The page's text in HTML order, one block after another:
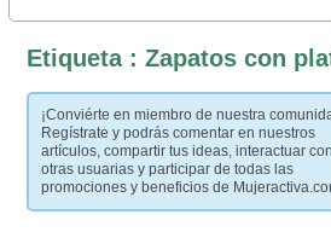
Etiqueta : Zapatos con
¡Conviérte en miembro de nuestra
Regístrate y podrás comentar en nuestros
artículos, compartir tus ideas, interactuar con
otras usuarias y participar de todas las
promociones y beneficios de